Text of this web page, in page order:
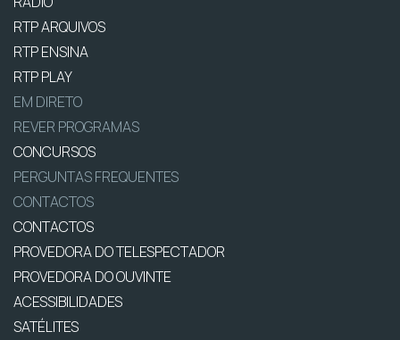
RTP ARQUIVOS
RTP ENSINA
RTP PLAY
EM DIRETO
REVER PROGRAMAS
CONCURSOS
PERGUNTAS FREQUENTES
CONTACTOS
CONTACTOS
PROVEDORA DO TELESPECTADOR
PROVEDORA DO OUVINTE
ACESSIBILIDADES
SATÉLITES